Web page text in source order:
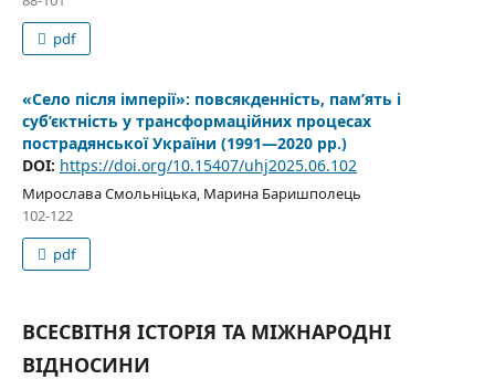
pdf
«Село після імперії»: повсякденність, пам’ять і
суб’єктність у трансформаційних процесах
пострадянської України (1991—2020 рр.)
DOI: https://doi.org/10.15407/uhj2025.06.102
Мирослава Смольніцька, Марина Баришполець
102-122
pdf
ВСЕСВІТНЯ ІСТОРІЯ ТА МІЖНАРОДНІ
ВІДНОСИНИ